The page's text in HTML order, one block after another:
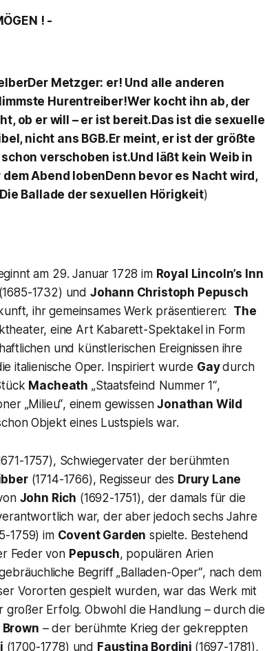
! -
Metzger: er! Und alle anderen
Hurentreiber!Wer kocht ihn ab, der
ob er will – er ist bereit.Das ist die sexuelle
nicht ans BGB.Er meint, er ist der größte
verschoben ist.Und läßt kein Weib in
Abend lobenDenn bevor es Nacht wird,
Die Ballade der sexuellen Hörigkeit)
am 29. Januar 1728 im Royal Lincoln’s Inn
1732) und Johann Christoph Pepusch
ihr gemeinsames Werk präsentieren: The
eine Art Kabarett-Spektakel in Form
und künstlerischen Ereignissen ihre
italienische Oper. Inspiriert wurde Gaydurch
Macheath „Staatsfeind Nummer 1“,
„Milieu“, einem gewissenJonathan Wild
Objekt eines Lustspiels war.
1757), Schwiegervater der berühmten
(1714-1766), Regisseur des Drury Lane
John Rich (1692-1751), der damals für die
war, der aber jedoch sechs Jahre
1759) im Covent Garden spielte. Bestehend
Feder von Pepusch, populären Arien
Begriff„Balladen-Oper“, nach dem
Vororten gespielt wurden, war das Werk mit
großer Erfolg. Obwohl die Handlung – durch die
– der berühmte Krieg der gekreppten
(1700-1778) und Faustina Bordini (1697-1781),